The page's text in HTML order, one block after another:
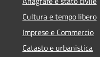
Cultura e tempo libero
Imprese e Commercio
Catasto e urbanistica